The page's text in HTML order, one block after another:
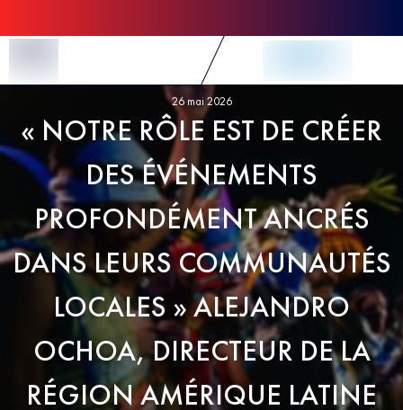
26 mai 2026
« NOTRE RÔLE EST DE CRÉER
DES ÉVÉNEMENTS
PROFONDÉMENT ANCRÉS
DANS LEURS COMMUNAUTÉS
LOCALES » ALEJANDRO
OCHOA, DIRECTEUR DE LA
RÉGION AMÉRIQUE LATINE